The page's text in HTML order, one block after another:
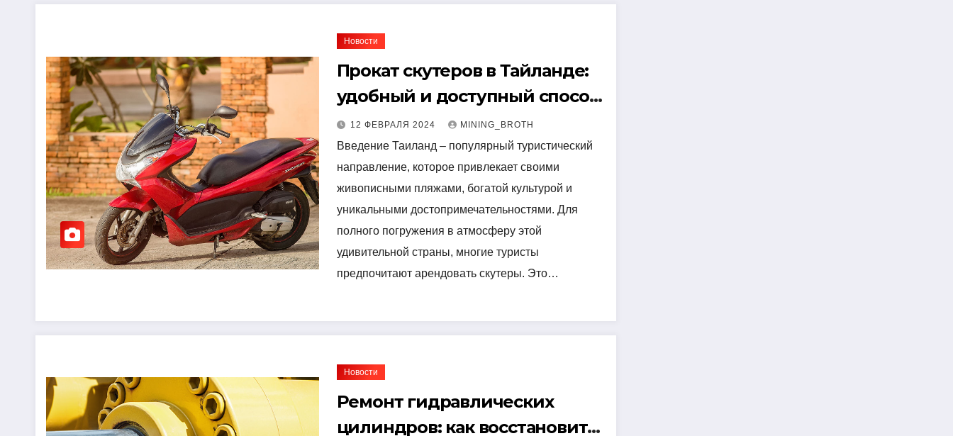
Новости
Прокат скутеров в Тайланде:
удобный и доступный способ
передвижения
12 ФЕВРАЛЯ 2024 MINING_BROTH
Введение Таиланд – популярный туристический
направление, которое привлекает своими
живописными пляжами, богатой культурой и
уникальными достопримечательностями. Для
полного погружения в атмосферу этой
удивительной страны, многие туристы
предпочитают арендовать скутеры. Это…
Новости
Ремонт гидравлических
цилиндров: как восстановить